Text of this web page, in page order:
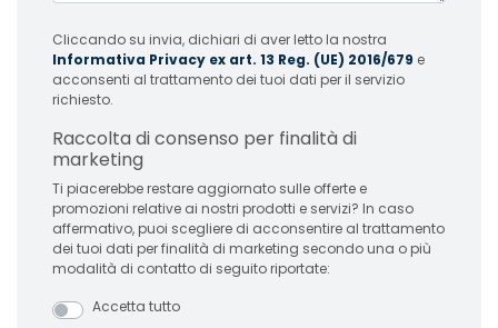
Cliccando su invia, dichiari di aver letto la nostra
Informativa Privacy ex art. 13 Reg. (UE) 2016/679 e
acconsenti al trattamento dei tuoi dati per il servizio
richiesto.
Raccolta di consenso per finalità di
marketing
Ti piacerebbe restare aggiornato sulle offerte e
promozioni relative ai nostri prodotti e servizi? In caso
affermativo, puoi scegliere di acconsentire al trattamento
dei tuoi dati per finalità di marketing secondo una o più
modalità di contatto di seguito riportate:
Accetta tutto